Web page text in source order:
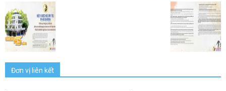
Đơn vị liên kết